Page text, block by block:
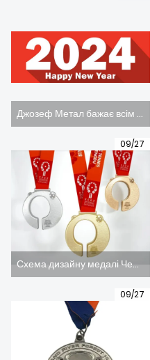
Джозеф Метал бажає всім клієнтам і друзям у країні та за кордоном: щасливого Нового року, здоров'я та безпеки, сімейного щастя та всього найкращого! (картина)
09/27
Схема дизайну медалі Чемпіонату світу з настільного тенісу в Ченду (малюнок)
09/27